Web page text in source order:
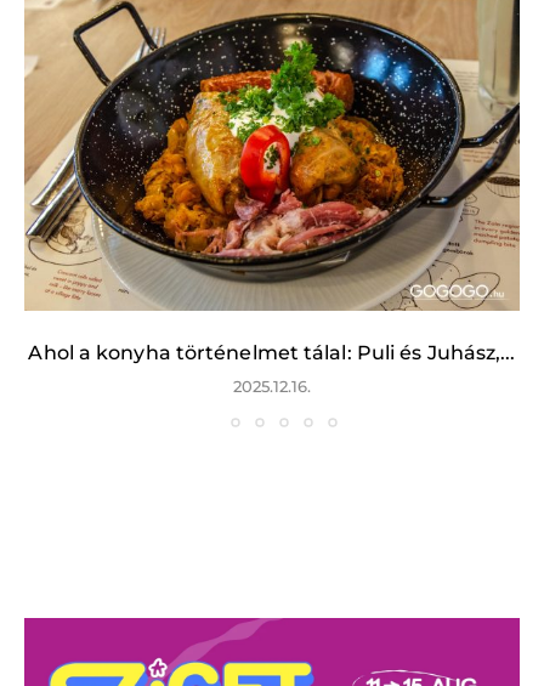
Ahol a konyha történelmet tálal: Puli és Juhász,...
2025.12.16.